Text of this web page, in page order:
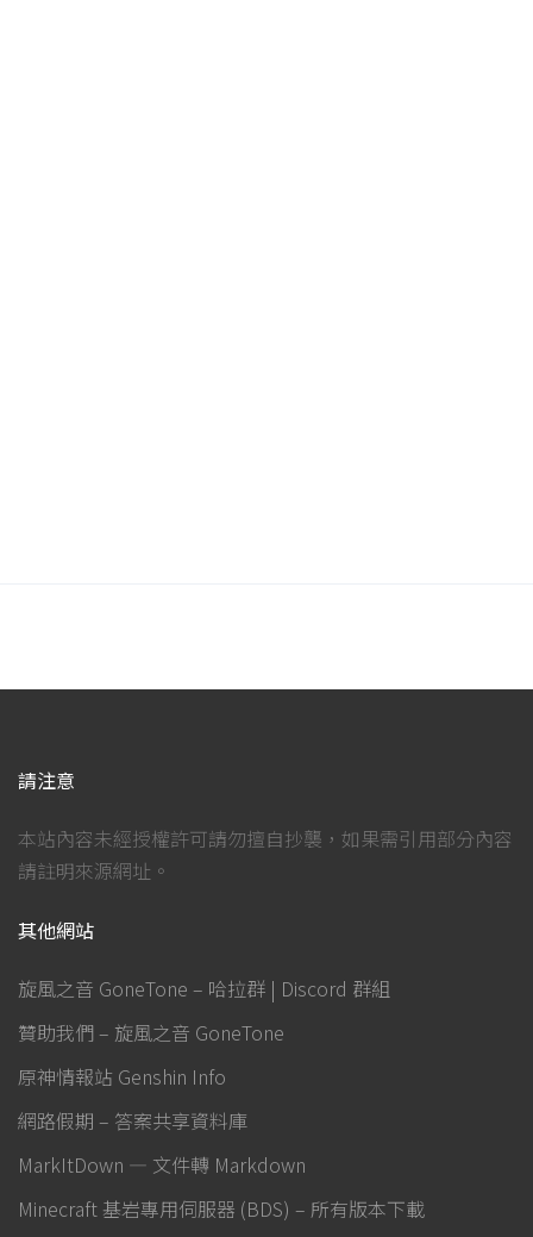
請注意
本站內容未經授權許可請勿擅自抄襲，如果需引用部分內容
請註明來源網址。
其他網站
旋風之音 GoneTone – 哈拉群 | Discord 群組
贊助我們 – 旋風之音 GoneTone
原神情報站 Genshin Info
網路假期 – 答案共享資料庫
MarkItDown — 文件轉 Markdown
Minecraft 基岩專用伺服器 (BDS) – 所有版本下載